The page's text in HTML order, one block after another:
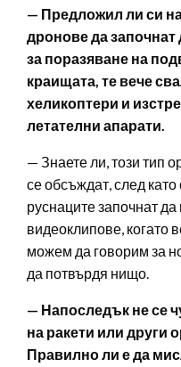
— Предложил ли си
дронове да
за поразяване на
краищата, те вече
хеликоптери и
летателни апарати.
— Знаете ли, този тип
се обсъждат, след
руснаците започнат
видеоклипове, когато
можем да говорим за
да потвърдя нищо.
— Напоследък не се
на ракети или други
Правилно ли е да